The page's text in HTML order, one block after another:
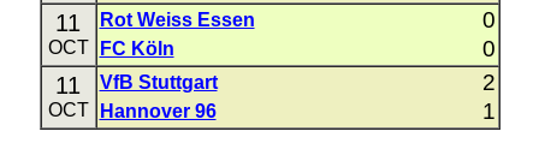
11
OCT
Rot Weiss Essen 0
FC Köln 0
11
OCT
VfB Stuttgart 2
Hannover 96 1